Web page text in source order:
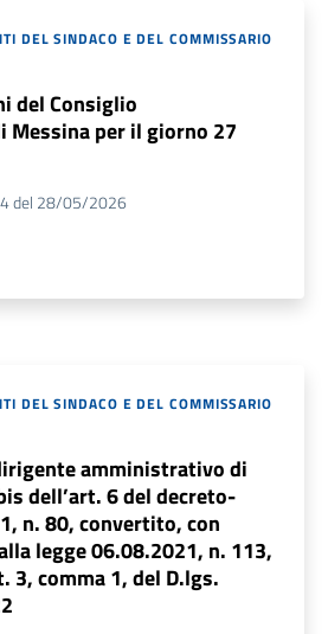
DEL SINDACO E DEL COMMISSARIO
del Consiglio
per il giorno 27
del 28/05/2026
DEL SINDACO E DEL COMMISSARIO
amministrativo di
dell’art. 6 del decreto-
n. 80, convertito, con
legge 06.08.2021, n. 113,
3, comma 1, del D.lgs.